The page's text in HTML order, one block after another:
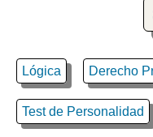
Lógica Derecho
Test de Personalidad